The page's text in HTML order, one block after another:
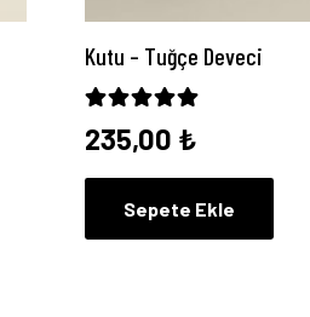
Kutu – Tuğçe Deveci
235,00 ₺
Sepete Ekle